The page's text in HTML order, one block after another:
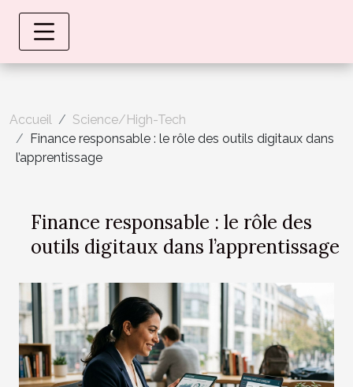
Accueil
Science/High-Tech
Finance responsable : le rôle des outils digitaux dans
l’apprentissage
Finance responsable : le rôle des
outils digitaux dans l’apprentissage